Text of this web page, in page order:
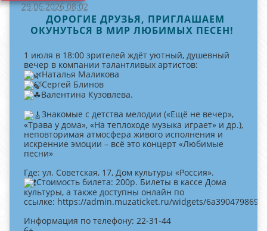
29.06.2026 08:02
​ ДОРОГИЕ ДРУЗЬЯ, ПРИГЛАШАЕМ
ОКУНУТЬСЯ В МИР ЛЮБИМЫХ ПЕСЕН! ​
1 июля в 18:00 зрителей ждёт уютный, душевный
вечер в компании талантливых артистов:
Наталья Маликова
Сергей Блинов
Валентина Кузовлева.
Знакомые с детства мелодии («Ещё не вечер»,
«Трава у дома», «На теплоходе музыка играет» и др.),
неповторимая атмосфера живого исполнения и
искренние эмоции – всё это концерт «Любимые
песни»
Где: ул. Советская, 17, Дом культуры «Россия».
Стоимость билета: 200р. Билеты в кассе Дома
культуры, а также доступны онлайн по
ссылке: https://admin.muzaticket.ru/widgets/
Информация по телефону: 22-31-44